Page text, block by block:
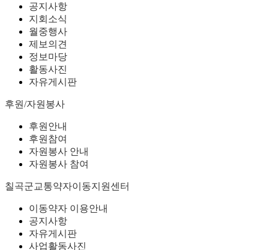
공지사항
지회소식
월중행사
제보의견
정보마당
활동사진
자유게시판
후원/자원봉사
후원안내
후원참여
자원봉사 안내
자원봉사 참여
칠곡군교통약자이동지원센터
이동약자 이용안내
공지사항
자유게시판
사업활동사진